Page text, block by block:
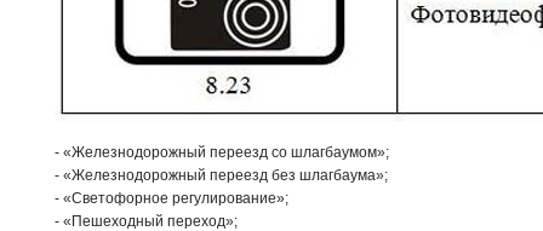
- «Железнодорожный переезд со шлагбаумом»;
- «Железнодорожный переезд без шлагбаума»;
- «Светофорное регулирование»;
- «Пешеходный переход»;